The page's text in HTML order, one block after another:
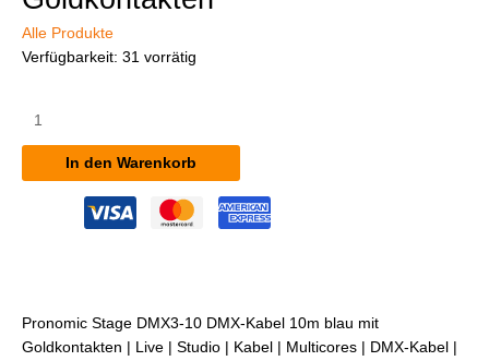
Alle Produkte
Verfügbarkeit: 31 vorrätig
Stage
DMX3-
10
Goldkontakten
Menge
In den Warenkorb
Pronomic Stage DMX3-10 DMX-Kabel 10m blau mit
Goldkontakten | Live | Studio | Kabel | Multicores | DMX-Kabel |